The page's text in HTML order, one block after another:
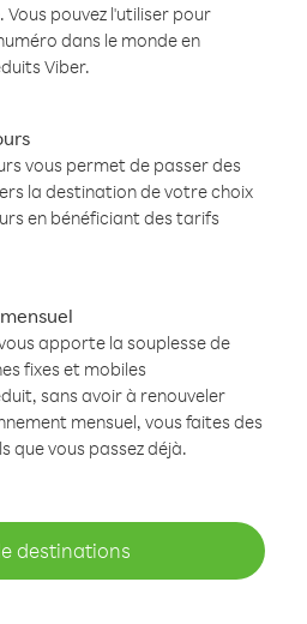
pouvez l'utiliser pour
dans le monde en
Viber.
vous permet de passer des
la destination de votre choix
en bénéficiant des tarifs
apporte la souplesse de
fixes et mobiles
sans avoir à renouveler
mensuel, vous faites des
que vous passez déjà.
destinations